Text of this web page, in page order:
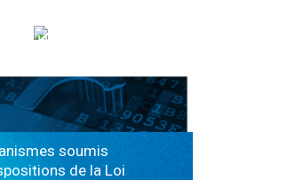
الهياكل الخاضعة لقانون
soumis
de la Loi